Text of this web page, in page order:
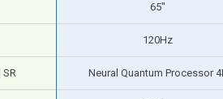
65″
120Hz
SR Neural Quantum Processor